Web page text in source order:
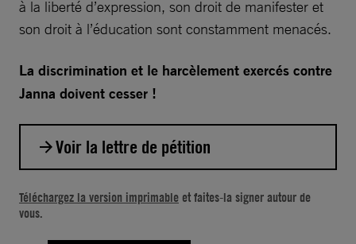
à la liberté d’expression, son droit de manifester et
son droit à l’éducation sont constamment menacés.
La discrimination et le harcèlement exercés contre
Janna doivent cesser !
Voir la lettre de pétition
Téléchargez la version imprimable et faites-la signer autour de
vous.